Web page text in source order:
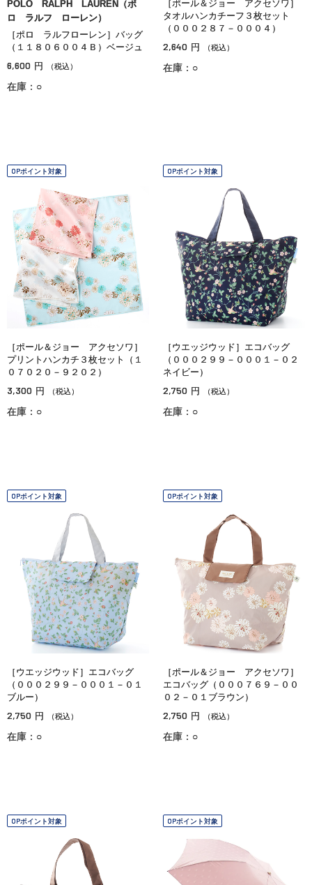
POLO RALPH LAUREN（ポ
ロ ラルフ ローレン）
［ポロ ラルフローレン］バッグ
（１１８０６００４Ｂ）ベージュ
6,600 円 （税込）
在庫：○
［ポール＆ジョー アクセソワ］
タオルハンカチーフ３枚セット
（０００２８７－０００４）
2,640 円 （税込）
在庫：○
OPポイント対象
［ポール＆ジョー アクセソワ］
プリントハンカチ３枚セット（１
０７０２０－９２０２）
3,300 円 （税込）
在庫：○
OPポイント対象
［ウエッジウッド］エコバッグ
（０００２９９－０００１－０２
ネイビー）
2,750 円 （税込）
在庫：○
OPポイント対象
［ウエッジウッド］エコバッグ
（０００２９９－０００１－０１
ブルー）
2,750 円 （税込）
在庫：○
OPポイント対象
［ポール＆ジョー アクセソワ］
エコバッグ（０００７６９－００
０２－０１ブラウン）
2,750 円 （税込）
在庫：○
OPポイント対象 OPポイント対象